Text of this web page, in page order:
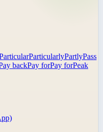
ParticularlyPartlyPass
backPay forPay forPeak